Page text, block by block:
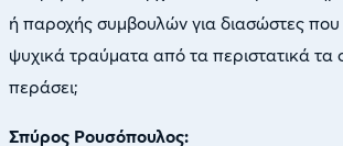
ή παροχής συμβουλών για διασώστες που
ψυχικά τραύματα από τα περιστατικά τα
περάσει;
Σπύρος Ρουσόπουλος: